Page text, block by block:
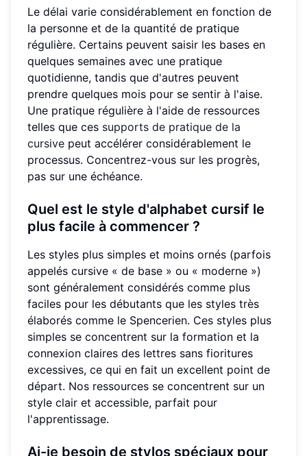
Le délai varie considérablement en fonction de
la personne et de la quantité de pratique
régulière. Certains peuvent saisir les bases en
quelques semaines avec une pratique
quotidienne, tandis que d'autres peuvent
prendre quelques mois pour se sentir à l'aise.
Une pratique régulière à l'aide de ressources
telles que ces supports de pratique de la
cursive peut accélérer considérablement le
processus. Concentrez-vous sur les progrès,
pas sur une échéance.
Quel est le style d'alphabet cursif le
plus facile à commencer ?
Les styles plus simples et moins ornés (parfois
appelés cursive « de base » ou « moderne »)
sont généralement considérés comme plus
faciles pour les débutants que les styles très
élaborés comme le Spencerien. Ces styles plus
simples se concentrent sur la formation et la
connexion claires des lettres sans fioritures
excessives, ce qui en fait un excellent point de
départ. Nos ressources se concentrent sur un
style clair et accessible, parfait pour
l'apprentissage.
Ai-je besoin de stylos spéciaux pour